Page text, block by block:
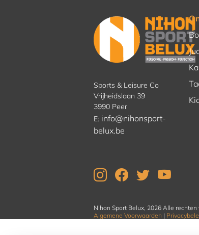
Sports & Leisure Co
Vrijheidslaan 39
3990 Peer
E: info@nihonsport-
belux.be
Nihon Sport Belux, 2026 Alle rechten
Algemene Voorwaarden |